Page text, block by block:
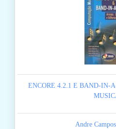
ENCORE 4.2.1 E BAND-IN-
Andre